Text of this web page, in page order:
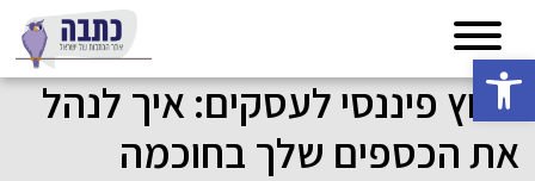
פתח סרגל נגישות
ייעוץ פיננסי לעסקים: איך לנהל
את הכספים שלך בחוכמה